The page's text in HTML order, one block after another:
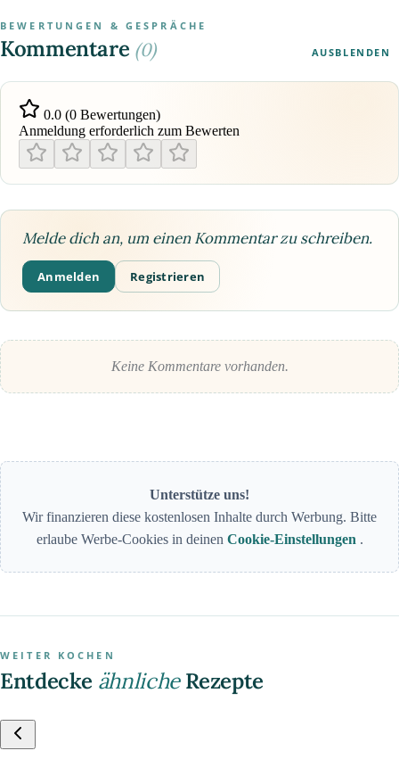
BEWERTUNGEN & GESPRÄCHE
Kommentare (0) AUSBLENDEN
0.0 (0 Bewertungen)
Anmeldung erforderlich zum Bewerten
Melde dich an, um einen Kommentar zu schreiben.
Anmelden Registrieren
Keine Kommentare vorhanden.
Unterstütze uns!
Wir finanzieren diese kostenlosen Inhalte durch Werbung. Bitte
erlaube Werbe-Cookies in deinen Cookie-Einstellungen .
WEITER KOCHEN
Entdecke ähnlicheRezepte